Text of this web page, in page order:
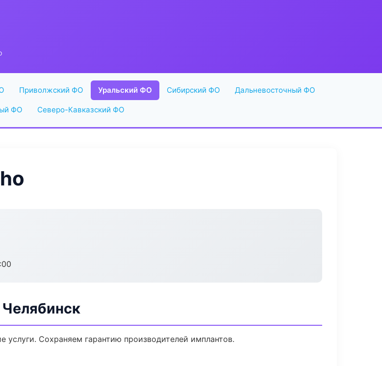
Приволжский ФО Уральский ФО Сибирский ФО Дальневосточный ФО
ФО Северо-Кавказский ФО
Челябинск
услуги. Сохраняем гарантию производителей имплантов.